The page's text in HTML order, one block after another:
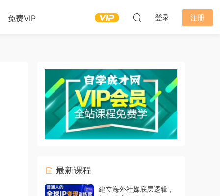
免费VIP 登录 注册
最新课程
建立海外社媒底层逻辑，